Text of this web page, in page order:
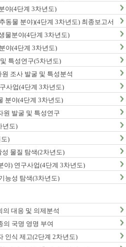
야(4단계 3차년도)
동물 분야)(4단계 3차년도) 최종보고서
물분야(4단계 3차년도)
야(4단계 3차년도)
특성연구(5차년도)
조사 발굴 및 특성분석
사업(4단계 3차년도)
분야(4단계 3차년도)
원 발굴 및 특성연구
년도)
)
물질 탐색(2차년도)
야) 연구사업(4단계 3차년도)
능성 탐색(3차년도)
대응 및 의제분석
의 국명 영명 부여
인식 제고(2단계 2차년도)